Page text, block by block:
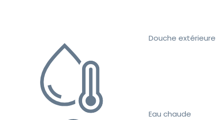
Douche extérieure
Eau chaude